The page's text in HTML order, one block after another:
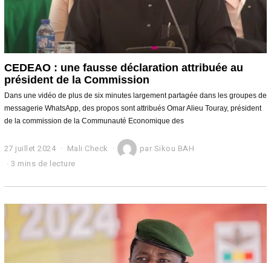
CEDEAO : une fausse déclaration attribuée au
président de la Commission
Dans une vidéo de plus de six minutes largement partagée dans les groupes de
messagerie WhatsApp, des propos sont attribués Omar Alieu Touray, président
de la commission de la Communauté Economique des
27 juillet 2024
j
l
t
Mali Check par Sikou BAH
3 mins de lecture